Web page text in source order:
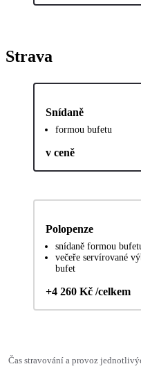
Strava
Snídaně
formou bufetu
v ceně
Polopenze
snídaně formou
večeře servírované
bufet
+4 260 Kč /celkem
Čas stravování a provoz